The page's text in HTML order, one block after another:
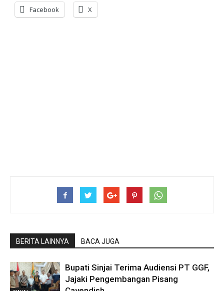
Facebook X
BERITA LAINNYA BACA JUGA
Bupati Sinjai Terima Audiensi PT GGF,
Jajaki Pengembangan Pisang